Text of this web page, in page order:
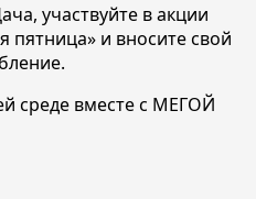
участвуйте в акции
пятница» и вносите свой
среде вместе с МЕГОЙ